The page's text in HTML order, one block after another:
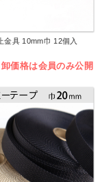
金具 10mm巾 12個入
卸価格は会員のみ公開